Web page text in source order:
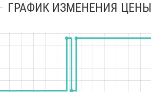
ГРАФИК ИЗМЕНЕНИЯ ЦЕНЫ